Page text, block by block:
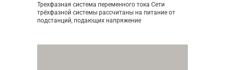
Трехфазная система переменного тока Сети
трёхфазной системы рассчитаны на питание от
подстанций, подающих напряжение